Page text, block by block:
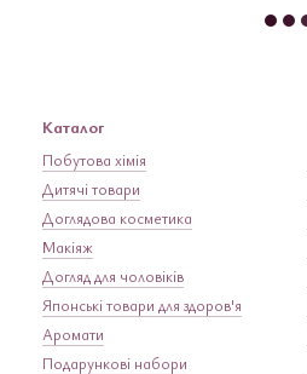
Каталог
Побутова хімія
Дитячі товари
Доглядова косметика
Макіяж
Догляд для чоловіків
Японські товари для здоров'я
Аромати
Подарункові набори